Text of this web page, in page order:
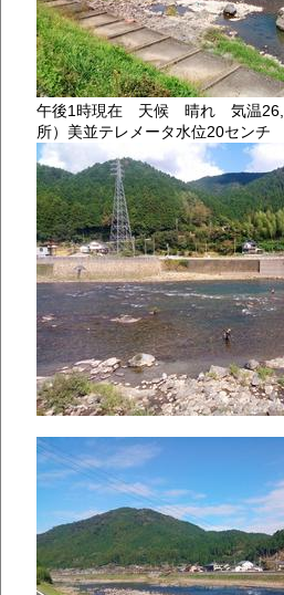
午後1時現在 天候 晴れ 気温26,8
所）美並テレメータ水位20セン